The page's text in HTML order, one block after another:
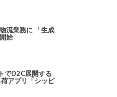
流業務に 「生成
始
でD2C展開する
荷アプリ「シッピ